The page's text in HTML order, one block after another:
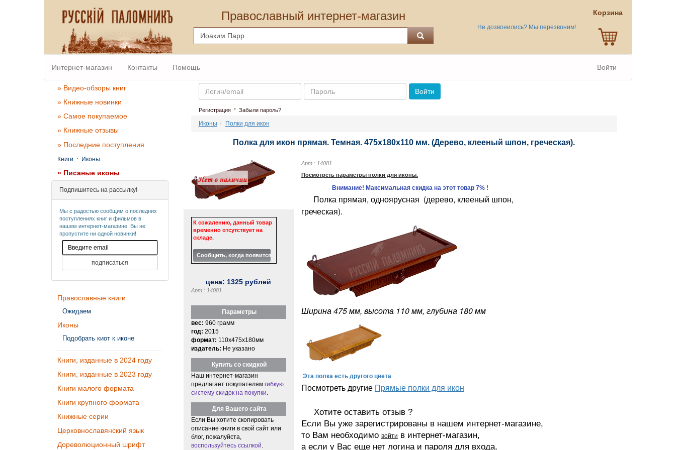
Православный интернет-магазин
Не дозвонились? Мы перезвоним!
Корзина
Интернет-магазин Контакты Помощь Войти
» Видео-обзоры книг
» Книжные новинки
» Самое покупаемое
» Книжные отзывы
» Последние поступления
Книги · Иконы
» Писаные иконы
Подпишитесь на рассылку!
Мы с радостью сообщим о последних
поступлениях книг и фильмов в
нашем интернет-магазине. Вы не
пропустите ни одной новинки!
Православные книги
Ожидаем
Иконы
Подобрать киот к иконе
Книги, изданные в 2024 году
Книги, изданные в 2023 году
Книги малого формата
Книги крупного формата
Книжные серии
Церковнославянский язык
Дореволюционный шрифт
Email Пароль
Войти
Регистрация· Забыли пароль?
Иконы Полки для икон
Полка для икон прямая. Темная. 475х180х110 мм. (Дерево, клееный шпон, греческая).
К сожалению, данный товар
временно отсутствует на
складе.
цена: 1325 рублей
Арт.: 14081
Параметры
вес: 960 грамм
год: 2015
формат: 110x475x180мм
издатель: Не указано
Купить со скидкой
Наш интернет-магазин
предлагает покупателям гибкую
систему скидок на покупки
Для Вашего сайта
Если Вы хотите скопировать
описание книги в свой сайт или
блог, пожалуйста,
воспользуйтесь ссылкой
Арт.: 14081
Посмотреть параметры полки для иконы.
Внимание! Максимальная скидка на этот товар 7% !
Полка прямая, одноярусная (дерево, клееный шпон,
греческая).
Ширина 475 мм, высота 110 мм, глубина 180 мм
Эта полка есть другого цвета
Посмотреть другие Прямые полки для икон
Хотите оставить отзыв ?
Если Вы уже зарегистрированы в нашем интернет-магазине,
то Вам необходимо войти в интернет-магазин,
а если у Вас еще нет логина и пароля для входа,